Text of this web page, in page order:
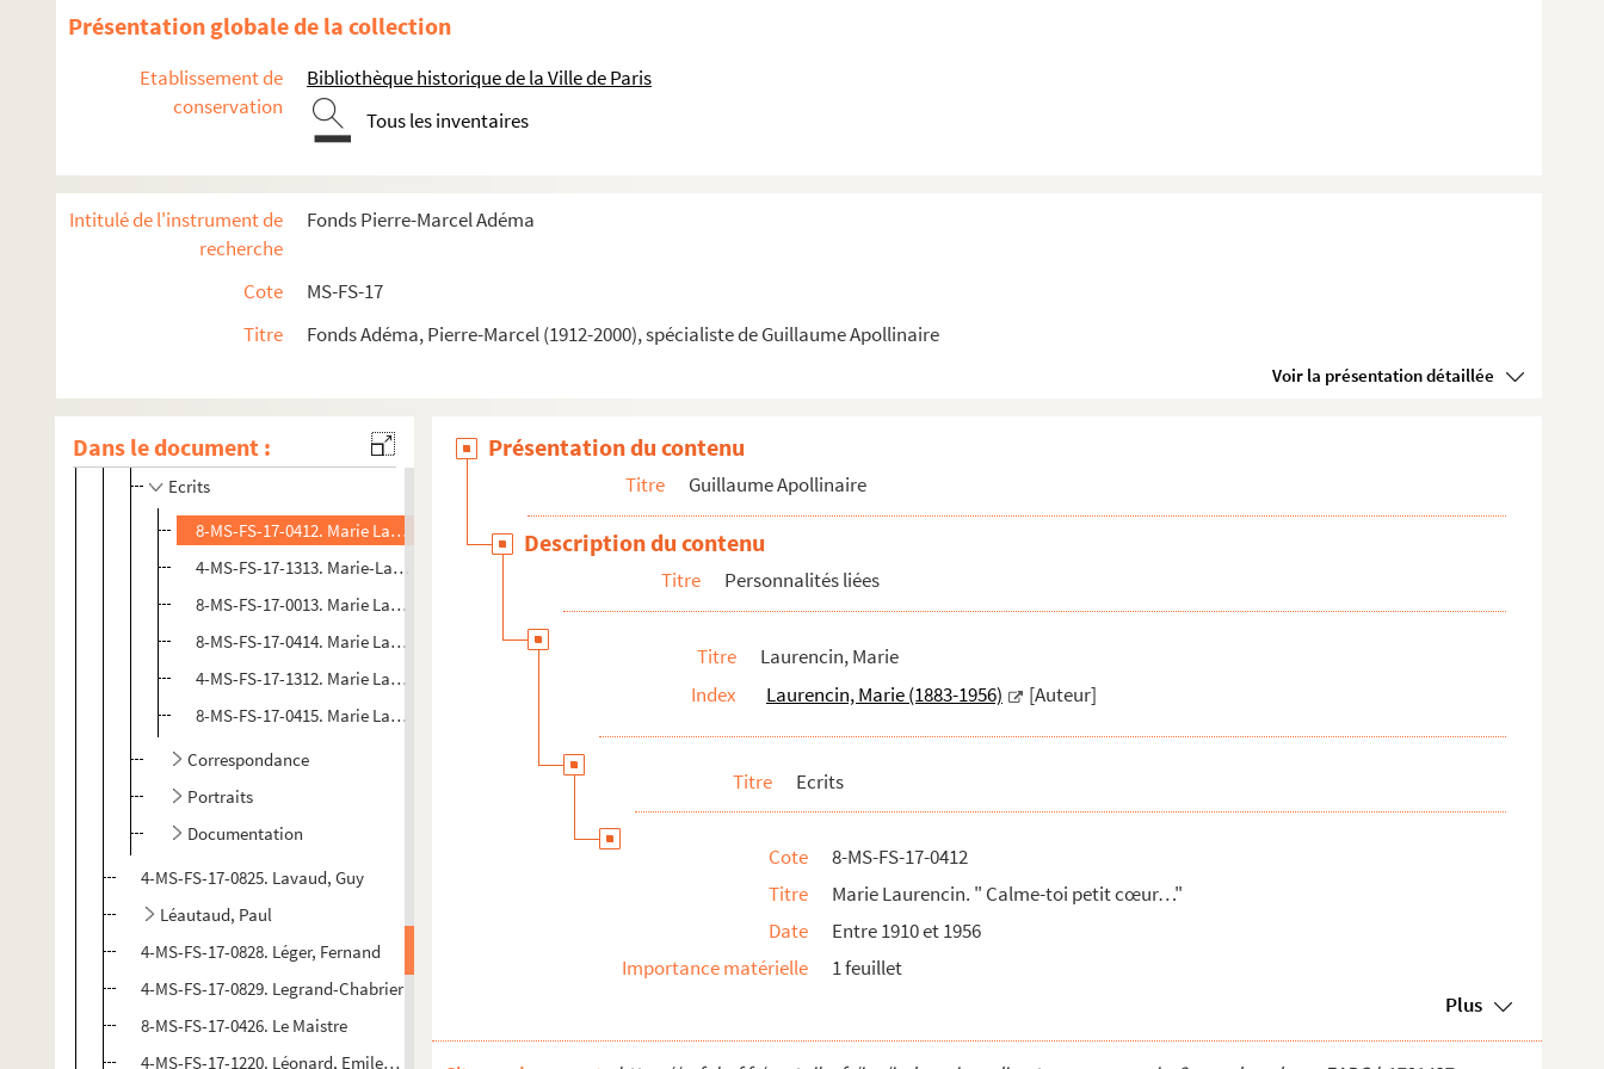
Présentation globale de la collection
Etablissement de
conservation
Bibliothèque historique de la Ville de Paris
Tous les inventaires
Intitulé de l'instrument de
recherche
Fonds Pierre-Marcel Adéma
Cote
MS-FS-17
Titre
Fonds Adéma, Pierre-Marcel (1912-2000), spécialiste de Guillaume Apollinaire
Voir la présentation détaillée
Dans le document :
4-MS-FS-17-0805. La Fresnaye, Roger de
Lagoanère, Oscar de
Lagut, Irène
8-MS-FS-17-0409. La Jeunesse, Ernest
4-MS-FS-17-0809. Lalou, René
4-MS-FS-17-0810. Lanne, Adolphe
4-MS-FS-17-0811. Lara, Louise
4-MS-FS-17-0812. Larguier, Léo
4-MS-FS-17-0816. Larionov, Michel
Laurencin, Marie
Dessins et gravures
Ecrits
8-MS-FS-17-0412. Marie Laurencin. " Calme-toi petit cœur…"
4-MS-FS-17-1313. Marie-Laurencin. Hier : poème
8-MS-FS-17-0013. Marie Laurencin. "Ma petite mère chérie…"
8-MS-FS-17-0414. Marie Laurencin. "Petite mère chérie…"
4-MS-FS-17-1312. Marie Laurencin.
8-MS-FS-17-0415. Marie Laurencin. "Toute sa vie, elle doit retenir…"
Correspondance
Portraits
Documentation
4-MS-FS-17-0825. Lavaud, Guy
Léautaud, Paul
4-MS-FS-17-0828. Léger, Fernand
4-MS-FS-17-0829. Legrand-Chabrier
8-MS-FS-17-0426. Le Maistre
4-MS-FS-17-1220. Léonard, Emile-Guillaume
Présentation du contenu
Titre Guillaume Apollinaire
Description du contenu
Titre Personnalités liées
Titre
Laurencin, Marie
Index
Laurencin, Marie (1883-1956) [Auteur]
Titre Ecrits
Cote
8-MS-FS-17-0412
Titre
Marie Laurencin. " Calme-toi petit cœur…"
Date
Entre 1910 et 1956
Importance matérielle
1 feuillet
Plus